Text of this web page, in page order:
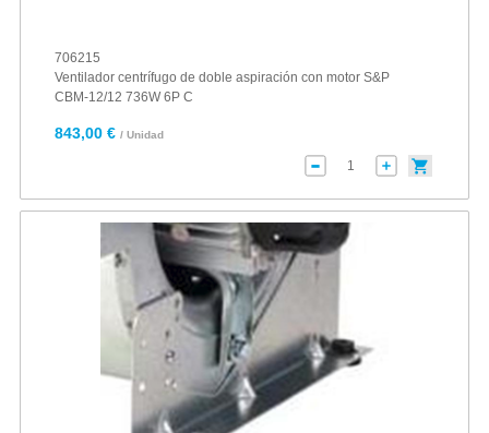
706215
Ventilador centrífugo de doble aspiración con motor S&P
CBM-12/12 736W 6P C
843,00 € / Unidad